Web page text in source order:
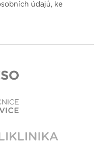
údajů, ke